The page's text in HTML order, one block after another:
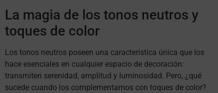
La magia de los tonos neutros y
toques de color
Los tonos neutros poseen una característica única que los
hace esenciales en cualquier espacio de decoración:
transmiten serenidad, amplitud y luminosidad. Pero, ¿qué
sucede cuando los complementamos con toques de color?